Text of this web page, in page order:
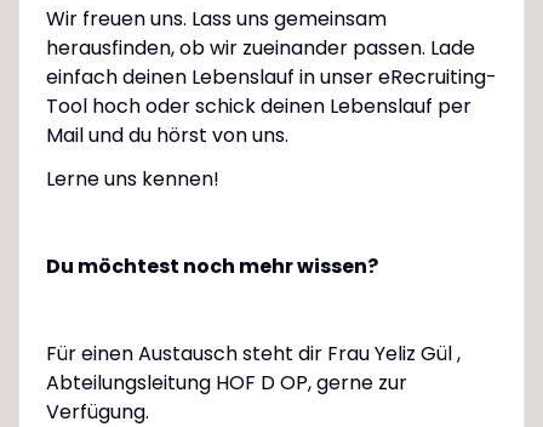
Wir freuen uns. Lass uns gemeinsam
herausfinden, ob wir zueinander passen. Lade
einfach deinen Lebenslauf in unser eRecruiting-
Tool hoch oder schick deinen Lebenslauf per
Mail und du hörst von uns.
Lerne uns kennen!
Du möchtest noch mehr wissen?
Für einen Austausch steht dir Frau Yeliz Gül ,
Abteilungsleitung HOF D OP, gerne zur
Verfügung.